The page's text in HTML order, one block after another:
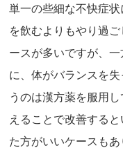
単一の些細な不快症
を飲むよりもやり過
ースが多いですが、一
に、体がバランスを
うのは漢方薬を服用
えることで改善する
た方がいいケースもあ